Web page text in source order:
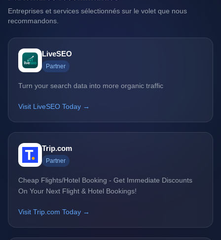
Entreprises et services sélectionnés sur le volet que nous
recommandons.
LiveSEO
Partner
Turn your search data into more organic traffic
Visit LiveSEO Today →
Trip.com
Partner
Cheap Flights/Hotel Booking - Get Immediate Discounts
On Your Next Flight & Hotel Bookings!
Visit Trip.com Today →